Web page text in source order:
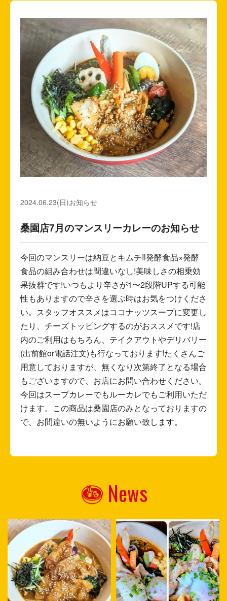
2024.06.23(日)お知らせ
桑園店7月のマンスリーカレーのお知らせ
今回のマンスリーは納豆とキムチ‼︎発酵食品×発酵
食品の組み合わせは間違いなし!美味しさの相乗効
果抜群です!いつもより辛さが1〜2段階UPする可能
性もありますので辛さを選ぶ時はお気をつけくださ
い。スタッフオススメはココナッツスープに変更し
たり、チーズトッピングするのがおススメです!店
内のご利用はもちろん、テイクアウトやデリバリー
(出前館or電話注文)も行なっております!たくさんご
用意しておりますが、無くなり次第終了となる場合
もございますので、お店にお問い合わせください。
今回はスープカレーでもルーカレでもご利用いただ
けます。この商品は桑園店のみとなっておりますの
で、お間違いの無いようにお願い致します。
News